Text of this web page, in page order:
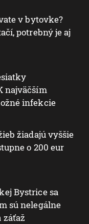
v bytovke?
potrebný je aj
najväčším
infekcie
žiadajú vyššie
o 200 eur
Bystrice sa
sú nelegálne